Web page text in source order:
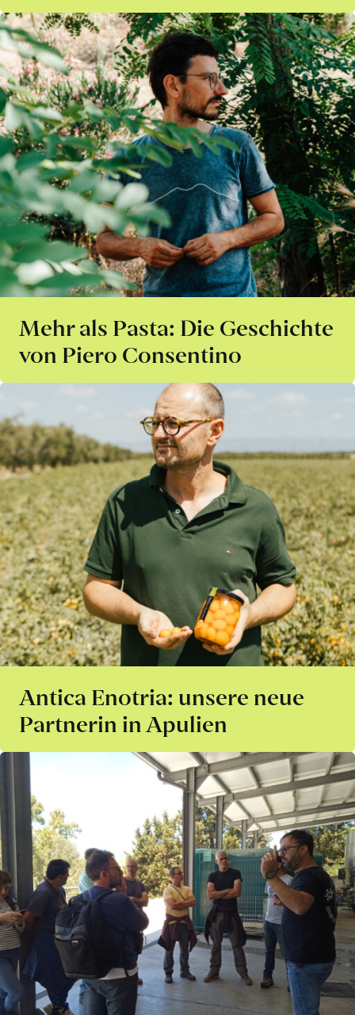
Mehr als Pasta: Die Geschichte
von Piero Consentino
Antica Enotria: unsere neue
Partnerin in Apulien